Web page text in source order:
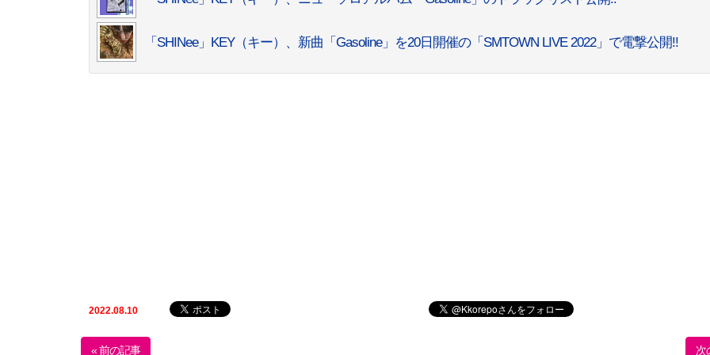
「SHINee」KEY（キー）、新曲「Gasoline」を20日開催の「SMTOWN LIVE 2022」で電撃公開!!
2022.08.10
« 前の記事 次